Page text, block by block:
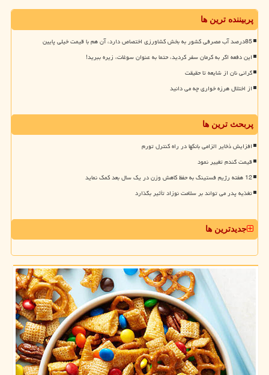
پربیننده ترین ها
85درصد آب مصرفی کشور به بخش کشاورزی اختصاص دارد، آن هم با قیمت خیلی پایین
این دفعه اگر به کرمان سفر کردید، حتما به عنوان سوغات، زیره ببرید!
گرانی نان از شایعه تا حقیقت
از اختلال هرزه خواری چه می دانید
پربحث ترین ها
افزایش ذخایر الزامی بانکها در راه کنترل تورم
قیمت گندم تغییر نمود
12 هفته رژیم فستینگ به حفظ کاهش وزن در یک سال بعد کمک نماید
تغذیه پدر می تواند بر سلامت نوزاد تأثیر بگذارد
جدیدترین ها